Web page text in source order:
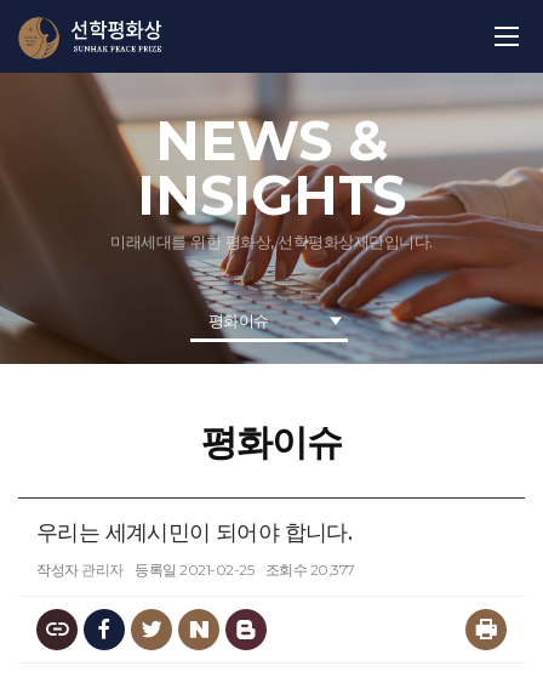
NEWS &
INSIGHTS
미래세대를 위한 평화상, 선학평화상재단입니다.
평화이슈
평화이슈
우리는 세계시민이 되어야 합니다.
작성자 관리자 등록일 2021-02-25 조회수 20,377